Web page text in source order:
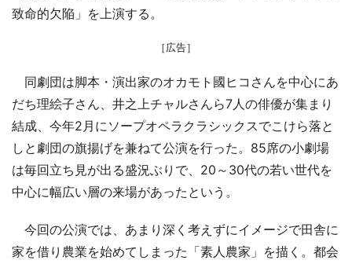
致命的欠陥」を上演する。
［広告］
同劇団は脚本・演出家のオカモト國ヒコさんを中心にあ
だち理絵子さん、井之上チャルさんら7人の俳優が集まり
結成、今年2月にソープオペラクラシックスでこけら落と
しと劇団の旗揚げを兼ねて公演を行った。85席の小劇場
は毎回立ち見が出る盛況ぶりで、20～30代の若い世代を
中心に幅広い層の来場があったという。
今回の公演では、あまり深く考えずにイメージで田舎に
家を借り農業を始めてしまった「素人農家」を描く。都会